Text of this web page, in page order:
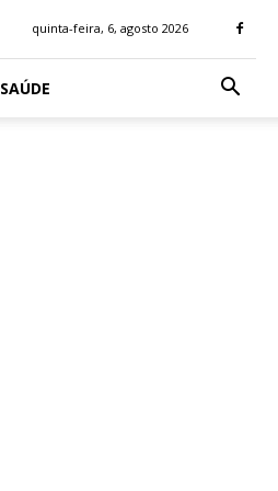
quinta-feira, 6, agosto 2026
SAÚDE